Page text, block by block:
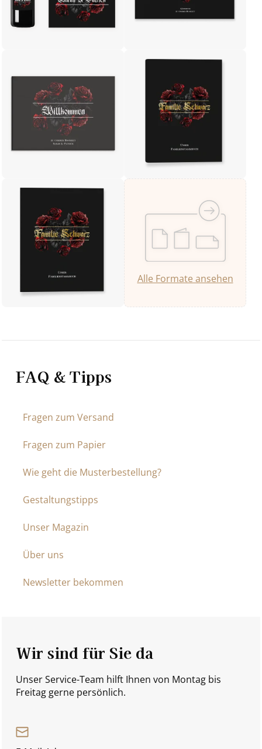
Alle Formate ansehen
FAQ & Tipps
Fragen zum Versand
Fragen zum Papier
Wie geht die Musterbestellung?
Gestaltungstipps
Unser Magazin
Über uns
Newsletter bekommen
Wir sind für Sie da
Unser Service-Team hilft Ihnen von Montag bis
Freitag gerne persönlich.